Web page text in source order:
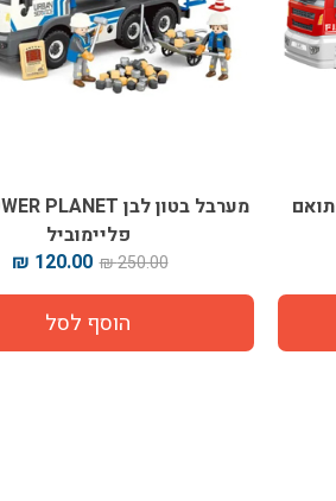
כבאית גדולה POWER PLANET תואם
פליימוביל
250.00 ₪
120.00 ₪